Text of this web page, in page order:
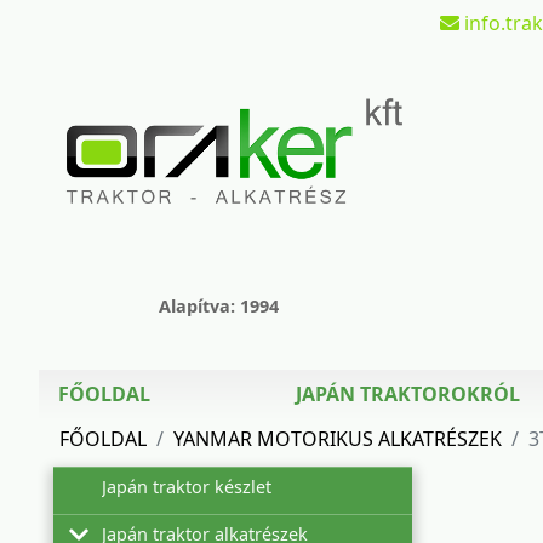
Alapítva: 1994
FŐOLDAL JAPÁN TRAKTOROKRÓL
FŐOLDAL
YANMAR MOTORIKUS ALKATRÉSZEK
Japán traktor készlet
Japán traktor alkatrészek